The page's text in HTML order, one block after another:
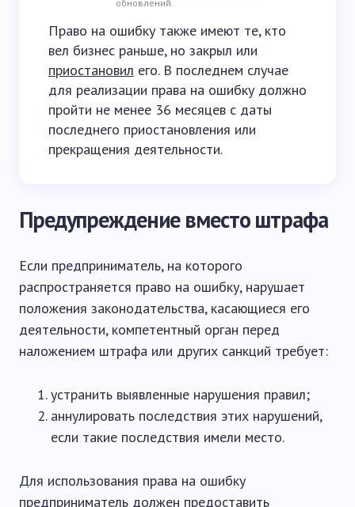
обновлений.
Право на ошибку также имеют те, кто
вел бизнес раньше, но закрыл или
приостановил его. В последнем случае
для реализации права на ошибку должно
пройти не менее 36 месяцев с даты
последнего приостановления или
прекращения деятельности.
Предупреждение вместо штрафа
Если предприниматель, на которого
распространяется право на ошибку, нарушает
положения законодательства, касающиеся его
деятельности, компетентный орган перед
наложением штрафа или других санкций требует:
устранить выявленные нарушения правил;
аннулировать последствия этих нарушений,
если такие последствия имели место.
Для использования права на ошибку
предприниматель должен предоставить